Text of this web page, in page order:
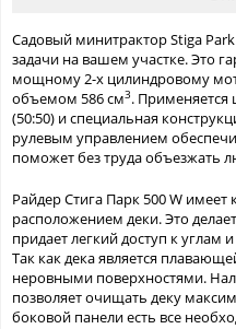
Садовый минитрактор Stiga
задачи на вашем участке. Это
мощному 2-х цилиндровому
объемом 586 см3.
(50:50) и специальная
рулевым управлением
поможет без труда объезжать
Райдер Стига Парк 500 W
расположением деки. Это
придает легкий доступ к углам
Так как дека является
неровными поверхностями.
позволяет очищать деку
боковой панели есть все